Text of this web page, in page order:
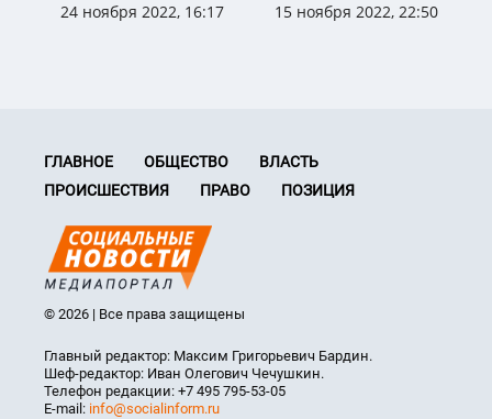
24 ноября 2022, 16:17
15 ноября 2022, 22:50
ГЛАВНОЕ ОБЩЕСТВО
ВЛАСТЬ
ПРОИСШЕСТВИЯ
ПРАВО ПОЗИЦИЯ
© 2026 | Все права защищены
Главный редактор: Максим Григорьевич Бардин.
Шеф-редактор: Иван Олегович Чечушкин.
Телефон редакции: +7 495 795-53-05
E-mail: info@socialinform.ru